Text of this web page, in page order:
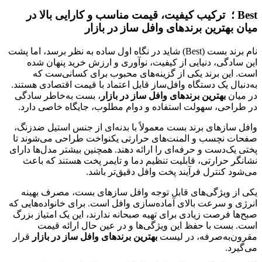
Best ؛ ترکیب کیفیت، قیمت مناسب و کارایی بالا در
میان بهترین برندهای وافل ساز در بازار
نام برند بست (Best) شاید در نگاه اول ساده به نظر برسد، اما پشت
این سادگی، دنیایی از کیفیت، نوآوری و ارزش خرید پنهان شده
است. این برند یکی از گزینه‌های محبوب برای کسانی‌ست که
به‌دنبال یک دستگاه وافل‌ساز قابل اعتماد با قیمت اقتصادی هستند.
در میان بهترین برندهای وافل ساز در بازار ، بست به‌خاطر سادگی
در طراحی، سهولت استفاده و دوام مطلوب، جایگاه خاصی دارد.
وافل سازهای برند بست معمولاً با بدنه‌ای از جنس استیل ضدزنگ،
صفحات نچسب و المنت‌های حرارتی یکنواخت طراحی می‌شوند تا
پختی یک‌دست و حرفه‌ای را ارائه دهند. همچنین بیشتر مدل‌ها دارای
نشانگر حرارتی، قابلیت تنظیم دما و تایمر پخت هستند که باعث
می‌شود کنترل فرآیند پخت وافل دقیق‌تر باشد.
یکی از ویژگی‌های قابل توجه وافل سازهای بست، مصرف بهینه
انرژی و سرعت بالای آماده‌سازی وافل است. برای خانواده‌هایی که
صبح‌ها فرصت زیادی برای تهیه صبحانه ندارند، این یک امتیاز بزرگ
است. بست با حفظ این ویژگی‌ها و در عین حال ارائه قیمت
مقرون‌به‌صرفه، در لیست بهترین برندهای وافل ساز در بازار قرار
می‌گیرد.